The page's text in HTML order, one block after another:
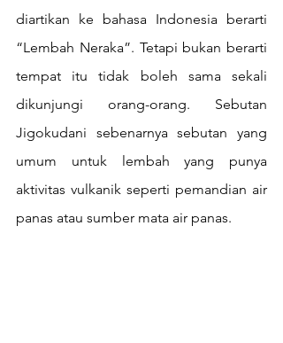
diartikan ke bahasa Indonesia berarti
“Lembah Neraka”. Tetapi bukan berarti
tempat itu tidak boleh sama sekali
dikunjungi orang-orang. Sebutan
Jigokudani sebenarnya sebutan yang
umum untuk lembah yang punya
aktivitas vulkanik seperti pemandian air
panas atau sumber mata air panas.